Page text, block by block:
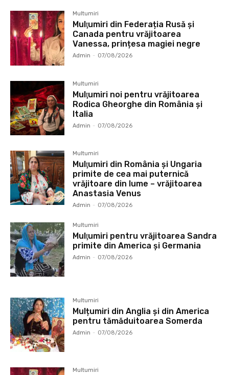
Multumiri
Mulţumiri din Federația Rusă și
Canada pentru vrăjitoarea
Vanessa, prințesa magiei negre
Admin - 07/08/2026
Multumiri
Mulţumiri noi pentru vrăjitoarea
Rodica Gheorghe din România și
Italia
Admin - 07/08/2026
Multumiri
Mulţumiri din România și Ungaria
primite de cea mai puternică
vrăjitoare din lume – vrăjitoarea
Anastasia Venus
Admin - 07/08/2026
Multumiri
Mulţumiri pentru vrăjitoarea Sandra
primite din America și Germania
Admin - 07/08/2026
Multumiri
Mulțumiri din Anglia și din America
pentru tămăduitoarea Somerda
Admin - 07/08/2026
Multumiri